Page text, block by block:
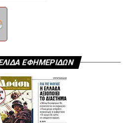
ΕΦΗΜΕΡΙΔΩΝ